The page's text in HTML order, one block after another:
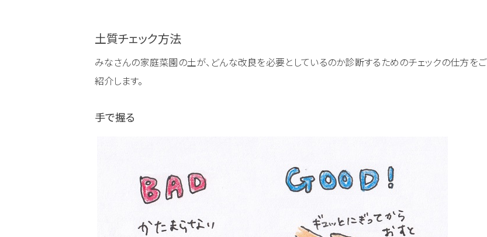
土質チェック方法
みなさんの家庭菜園の土が、どんな改良を必要としているのか診断するためのチェックの仕方をご
紹介します。
手で握る